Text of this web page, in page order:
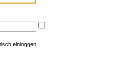
einloggen